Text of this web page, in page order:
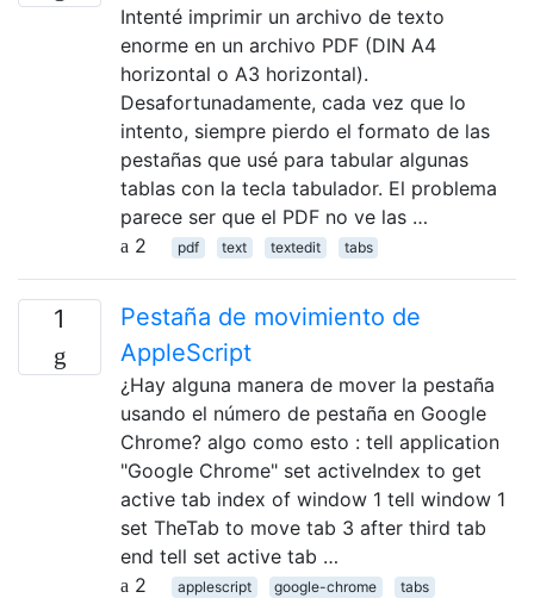
Intenté imprimir un archivo de texto
enorme en un archivo PDF (DIN A4
horizontal o A3 horizontal).
Desafortunadamente, cada vez que lo
intento, siempre pierdo el formato de las
pestañas que usé para tabular algunas
tablas con la tecla tabulador. El problema
parece ser que el PDF no ve las …
2
pdf text textedit tabs
1
Pestaña de movimiento de
AppleScript
¿Hay alguna manera de mover la pestaña
usando el número de pestaña en Google
Chrome? algo como esto : tell application
"Google Chrome" set activeIndex to get
active tab index of window 1 tell window 1
set TheTab to move tab 3 after third tab
end tell set active tab …
2
applescript google-chrome tabs